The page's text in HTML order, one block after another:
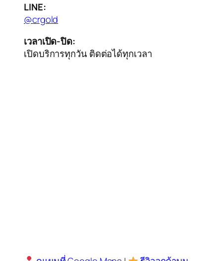
LINE:
@crgold
เวลาเปิด-ปิด:
เปิดบริการทุกวัน ติดต่อได้ทุกเวลา